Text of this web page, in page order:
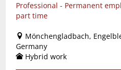
Professional - Permanent
part time
Mönchengladbach,
Germany
Hybrid work